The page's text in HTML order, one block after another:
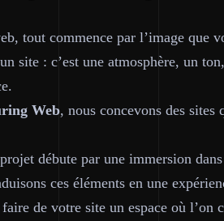
tout commence par l’image que
site : c’est une atmosphère, un
Web, nous concevons des
débute par une immersion
ces éléments en une
de votre site un espace où l’on